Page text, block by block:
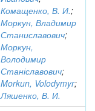
Комащенко, В. И.;
Моркун, Владимир
Станиславович;
Моркун,
Володимир
Станіславович;
Morkun, Volodymyr;
Ляшенко, В. И.